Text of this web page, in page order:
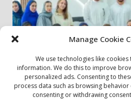
Manage Cookie
We use technologies like
information. We do this to improve
personalized ads. Consenting to
process data such as browsing
consenting or withdrawing
زيارة إلى دار رعاية المسنين